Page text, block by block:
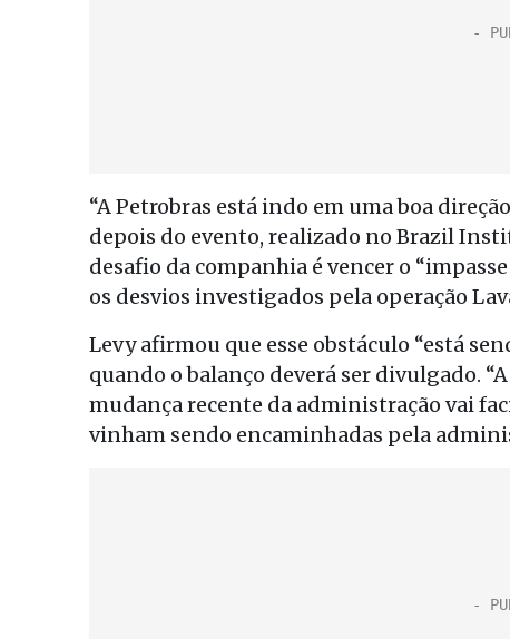
“A Petrobras está indo em uma boa
depois do evento, realizado no Brazil
desafio da companhia é vencer o
os desvios investigados pela operação
Levy afirmou que esse obstáculo “está
quando o balanço deverá ser divulgado.
mudança recente da administração vai
vinham sendo encaminhadas pela